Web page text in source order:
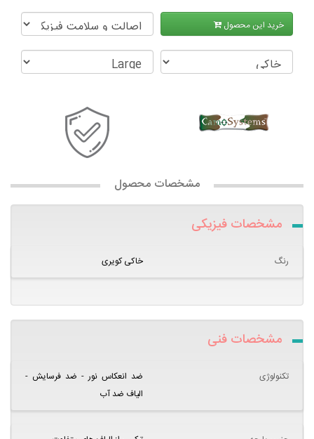
خرید این محصول
مشخصات محصول
مشخصات فیزیکی
رنگ خاکی کویری
مشخصات فنی
تکنولوژی
ضد انعکاس نور - ضد فرسایش -
الیاف ضد آب